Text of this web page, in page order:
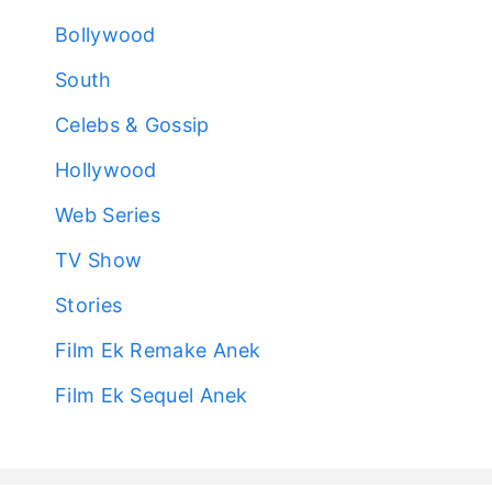
Bollywood
South
Celebs & Gossip
Hollywood
Web Series
TV Show
Stories
Film Ek Remake Anek
Film Ek Sequel Anek